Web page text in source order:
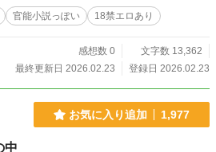
官能小説っぽい 18禁エロあり
感想数 0
文字数 13,362
最終更新日 2026.02.23
登録日 2026.02.23
お気に入り追加 1,977
中